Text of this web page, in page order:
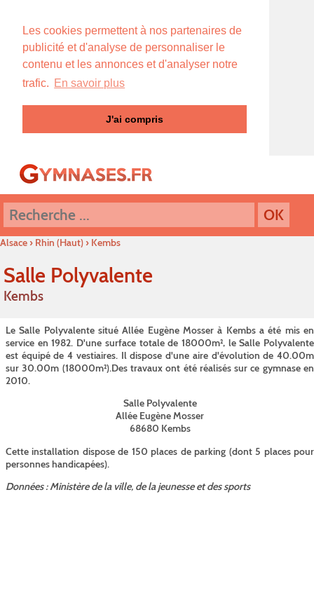
Les cookies permettent à nos partenaires de
publicité et d'analyse de personnaliser le
contenu et les annonces et d'analyser notre
trafic. En savoir plus
J'ai compris
Alsace› Rhin (Haut)› Kembs
Salle Polyvalente
Kembs
Le Salle Polyvalente situé Allée Eugène Mosser à Kembs a été mis en
service en 1982. D'une surface totale de 18000m², le Salle Polyvalente
est équipé de 4 vestiaires. Il dispose d'une aire d'évolution de 40.00m
sur 30.00m (18000m²).Des travaux ont été réalisés sur ce gymnase en
2010.
Salle Polyvalente
Allée Eugène Mosser
68680 Kembs
Cette installation dispose de 150 places de parking (dont 5 places pour
personnes handicapées).
Données : Ministère de la ville, de la jeunesse et des sports